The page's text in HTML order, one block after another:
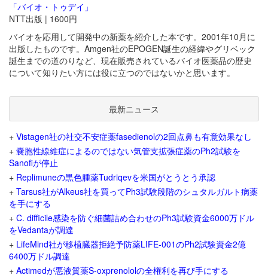
「バイオ・トゥデイ」
NTT出版 | 1600円
バイオを応用して開発中の新薬を紹介した本です。2001年10月に
出版したものです。Amgen社のEPOGEN誕生の経緯やグリベック
誕生までの道のりなど、現在販売されているバイオ医薬品の歴史
について知りたい方には役に立つのではないかと思います。
最新ニュース
+ Vistagen社の社交不安症薬fasedienolの2回点鼻も有意効果なし
+ 嚢胞性線維症によるのではない気管支拡張症薬のPh2試験を
Sanofiが停止
+ Replimuneの黒色腫薬Tudriqevを米国がとうとう承認
+ Tarsus社がAlkeus社を買ってPh3試験段階のシュタルガルト病薬
を手にする
+ C. difficile感染を防ぐ細菌詰め合わせのPh3試験資金6000万ドル
をVedantaが調達
+ LifeMind社が移植臓器拒絶予防薬LIFE-001のPh2試験資金2億
6400万ドル調達
+ Actimedが悪液質薬S-oxprenololの全権利を再び手にする